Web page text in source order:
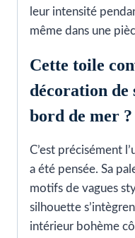
leur intensité
même dans une
Cette toile
décoration de
bord de mer ?
C’est précisément
a été pensée. Sa
motifs de vagues
silhouette
intérieur bohème